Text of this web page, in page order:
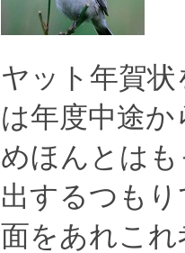
ヤット年賀
は年度中途
めほんとは
出するつも
面をあれこ